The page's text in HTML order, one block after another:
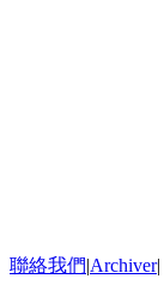
聯絡我們|Archiver|